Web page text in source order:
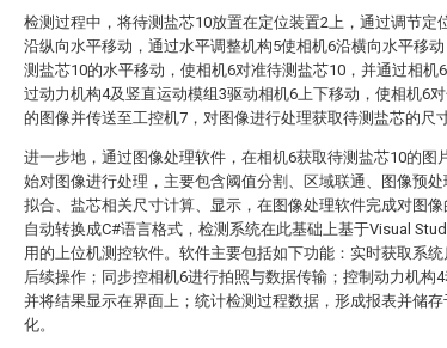
检测过程中，将待测盐芯10放置在定位装置2上，通过调节定
沿纵向水平移动，通过水平调整机构5使相机6沿横向水平移
测盐芯10的水平移动，使相机6对准待测盐芯10，并通过相机
过动力机构4及竖直运动模组3驱动相机6上下移动，使相机6
的图像并传送至工控机7，对图像进行处理获取待测盐芯的尺
进一步地，通过图像处理软件，在相机6获取待测盐芯10的图
始对图像进行处理，主要包含阈值分割、区域联通、图像预
拟合、盐芯相关尺寸计算、显示，在图像处理软件完成对图
自动转换成C#语言格式，检测系统在此基础上基于Visual
用的上位机测控软件。软件主要包括如下功能：实时获取系
后续操作；同步控相机6进行拍照与数据传输；控制动力机构
并将结果显示在界面上；统计检测过程数据，形成报表并储
化。